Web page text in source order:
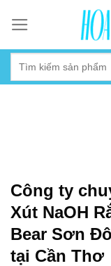
content
Công ty
Xút NaOH
Bear Sơn
tại Cần Thơ